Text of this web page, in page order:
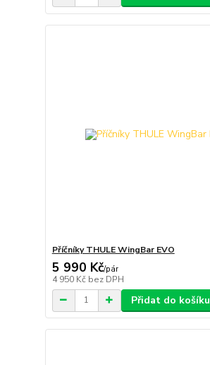
Příčníky THULE WingBar EVO
5 990 Kč/pár
4 950 Kč bez DPH
Přidat do košíku